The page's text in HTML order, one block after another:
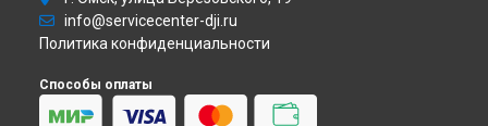
info@servicecenter-dji.ru
Политика конфиденциальности
Способы оплаты